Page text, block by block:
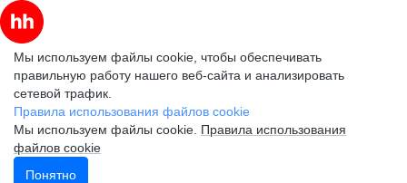
Мы используем файлы cookie, чтобы обеспечивать
правильную работу нашего веб-сайта и анализировать
сетевой трафик.
Правила использования файлов cookie
Мы используем файлы cookie. Правила использования
файлов cookie
Понятно